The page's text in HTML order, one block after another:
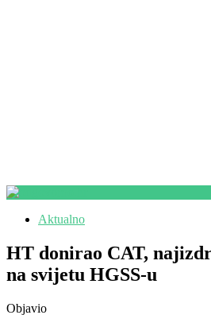
Aktualno
HT donirao CAT,
na svijetu HGSS-u
Objavio